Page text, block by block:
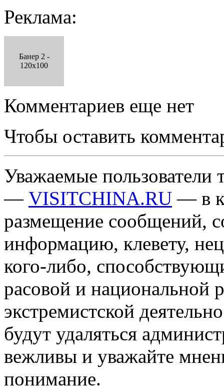
Реклама:
Банер 2 -
120x100
Комментариев еще нет
Чтобы оставить
Уважаемые пользователи
— VISITCHINA.RU — в
размещение сообщений,
информацию, клевету,
кого-либо,
расовой и национальной
экстремистской
будут удаляться
вежливы и уважайте
понимание.